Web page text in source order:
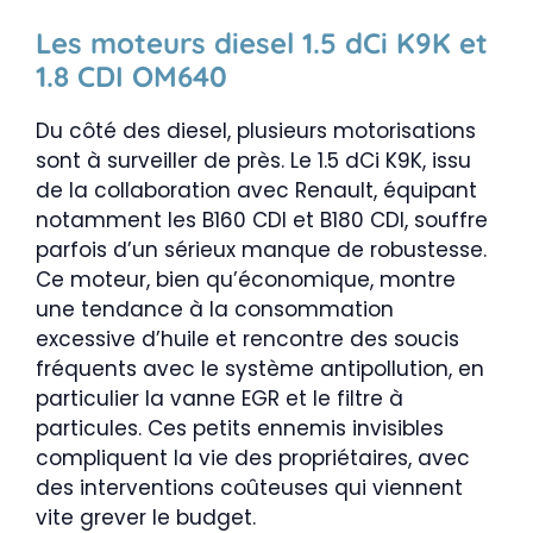
Les moteurs diesel 1.5 dCi K9K et
1.8 CDI OM640
Du côté des diesel, plusieurs motorisations
sont à surveiller de près. Le 1.5 dCi K9K, issu
de la collaboration avec Renault, équipant
notamment les B160 CDI et B180 CDI, souffre
parfois d’un sérieux manque de robustesse.
Ce moteur, bien qu’économique, montre
une tendance à la consommation
excessive d’huile et rencontre des soucis
fréquents avec le système antipollution, en
particulier la vanne EGR et le filtre à
particules. Ces petits ennemis invisibles
compliquent la vie des propriétaires, avec
des interventions coûteuses qui viennent
vite grever le budget.